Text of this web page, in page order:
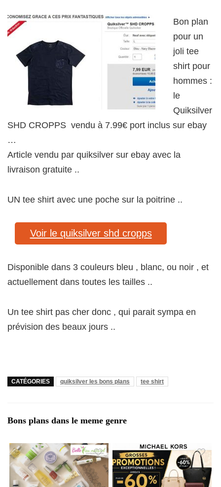
Bon plan
pour un
joli tee
shirt pour
hommes :
le
Quiksilver
SHD CROPPS vendu à 7.99€ port inclus sur ebay
…
Article vendu par quiksilver sur ebay avec la
livraison gratuite ..
UN tee shirt avec une poche sur la poitrine ..
Voir le quiksilver shd cropps
Disponible dans 3 couleurs bleu , blanc, ou noir , et
actuellement dans toutes les tailles ..
Un tee shirt pas cher donc , qui parait sympa en
prévision des beaux jours ..
CATÉGORIES quiksilver les bons plans tee shirt
Bons plans dans le meme genre